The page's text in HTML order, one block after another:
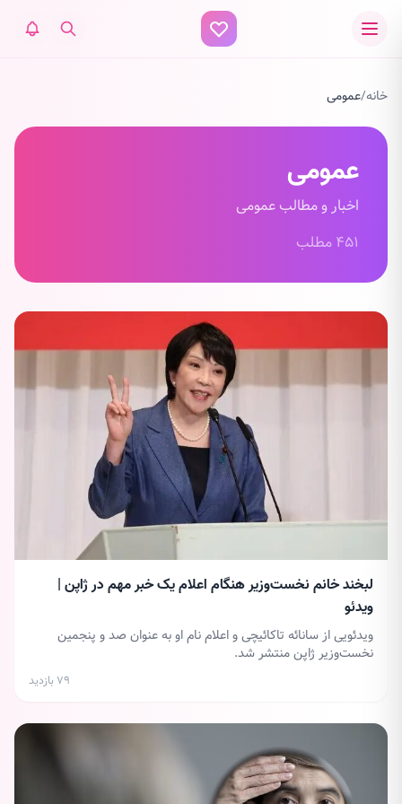
خانه/عمومی
عمومی
اخبار و مطالب عمومی
۴۵۱ مطلب
لبخند خانم نخست‌وزیر هنگام اعلام یک خبر مهم در ژاپن |
ویدئو
ویدئویی از سانائه تاکائیچی و اعلام نام او به عنوان صد و پنجمین
نخست‌وزیر ژاپن منتشر شد.
۷۹ بازدید